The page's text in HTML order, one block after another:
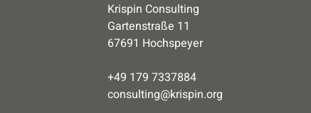
Krispin Consulting
Gartenstraße 11
67691 Hochspeyer
​+49 179 7337884
consulting@krispin.org